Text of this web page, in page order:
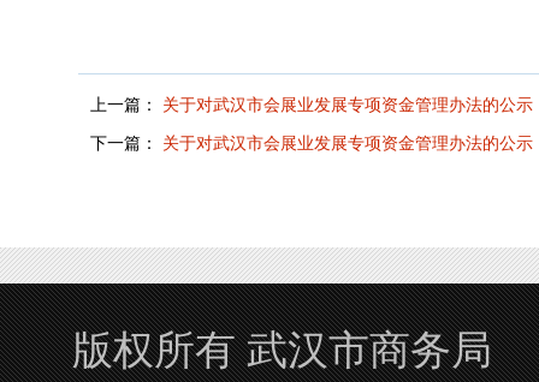
上一篇： 关于对武汉市会展业发展专项资金管理办法的公示
下一篇： 关于对武汉市会展业发展专项资金管理办法的公示
版权所有 武汉市商务局